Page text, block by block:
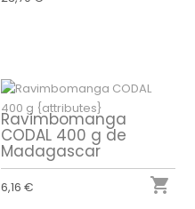
Ravimbomanga
CODAL 400 g de
Madagascar
6,16 € 